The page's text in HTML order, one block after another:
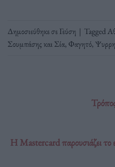
Δημοσιεύθηκε σεΓεύση | Tagged
Σουμπάσης και Σία, Φαγητό,Ψυρρη
Η Mastercard παρουσιάζει